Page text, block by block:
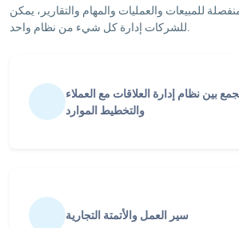
للمبيعات والعمليات والمهام والتقارير، يمكن
للشركات إدارة كل شيء من نظام واحد.
بين نظام إدارة العلاقات مع العملاء
والتخطيط الموارد
سير العمل والأتمتة التجارية